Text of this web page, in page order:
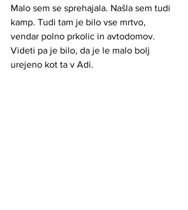
Malo sem se sprehajala. Našla sem tudi
kamp. Tudi tam je bilo vse mrtvo,
vendar polno prkolic in avtodomov.
Videti pa je bilo, da je le malo bolj
urejeno kot ta v Adi.